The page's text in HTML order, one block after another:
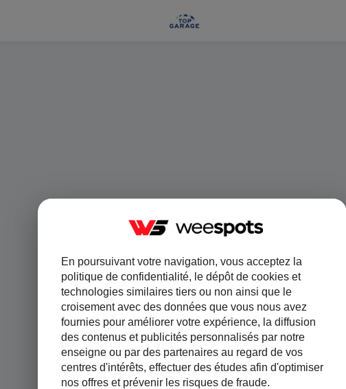
CETTE PAGE N'EXISTE PAS
En poursuivant votre navigation, vous acceptez la
politique de confidentialité, le dépôt de cookies et
technologies similaires tiers ou non ainsi que le
croisement avec des données que vous nous avez
fournies pour améliorer votre expérience, la diffusion
des contenus et publicités personnalisés par notre
enseigne ou par des partenaires au regard de vos
centres d'intérêts, effectuer des études afin d'optimiser
nos offres et prévenir les risques de fraude.